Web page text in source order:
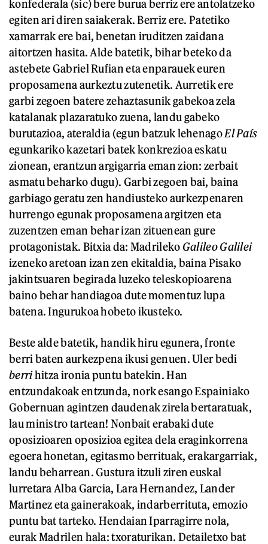
konfederala (sic) bere burua berriz ere antolatzeko
egiten ari diren saiakerak. Berriz ere. Patetiko
xamarrak ere bai, benetan iruditzen zaidana
aitortzen hasita. Alde batetik, bihar beteko da
astebete Gabriel Rufian eta enparauek euren
proposamena aurkeztu zutenetik. Aurretik ere
garbi zegoen batere zehaztasunik gabekoa zela
katalanak plazaratuko zuena, landu gabeko
burutazioa, ateraldia (egun batzuk lehenagoEl País
egunkariko kazetari batek konkrezioa eskatu
zionean, erantzun argigarria eman zion: zerbait
asmatu beharko dugu). Garbi zegoen bai, baina
garbiago geratu zen handiusteko aurkezpenaren
hurrengo egunak proposamena argitzen eta
zuzentzen eman behar izan zituenean gure
protagonistak. Bitxia da: Madrileko Galileo Galilei
izeneko aretoan izan zen ekitaldia, baina Pisako
jakintsuaren begirada luzeko teleskopioarena
baino behar handiagoa dute momentuz lupa
batena. Ingurukoa hobeto ikusteko.
Beste alde batetik, handik hiru egunera, fronte
berri baten aurkezpena ikusi genuen. Uler bedi
berrihitza ironia puntu batekin. Han
entzundakoak entzunda, nork esango Espainiako
Gobernuan agintzen daudenak zirela bertaratuak,
lau ministro tartean! Nonbait erabaki dute
oposizioaren oposizioa egitea dela eraginkorrena
egoera honetan, egitasmo berrituak, erakargarriak,
landu beharrean. Gustura itzuli ziren euskal
lurretara Alba Garcia, Lara Hernandez, Lander
Martinez eta gainerakoak, indarberrituta, emozio
puntu bat tarteko. Hendaian Iparragirre nola,
eurak Madrilen hala: txoraturikan. Detailetxo bat